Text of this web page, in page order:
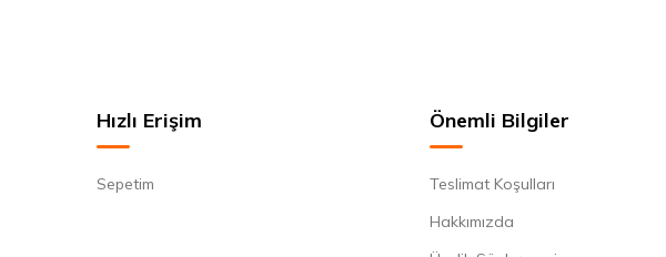
Hızlı Erişim
Sepetim
Önemli Bilgiler
Teslimat Koşulları
Hakkımızda